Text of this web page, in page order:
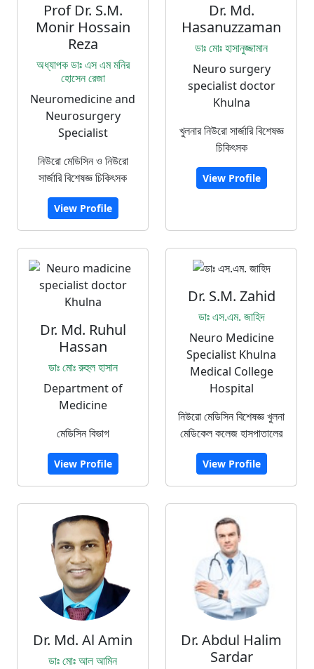
Prof Dr. S.M.
Monir Hossain
Reza
অধ্যাপক ডাঃ এস এম মনির
হোসেন রেজা
Neuromedicine and
Neurosurgery
Specialist
নিউরো মেডিসিন ও নিউরো
সার্জারি বিশেষজ্ঞ চিকিৎসক
View Profile
Dr. Md.
Hasanuzzaman
ডাঃ মোঃ হাসানুজ্জামান
Neuro surgery
specialist doctor
Khulna
খুলনার নিউরো সার্জারি বিশেষজ্ঞ
চিকিৎসক
View Profile
Dr. Md. Ruhul
Hassan
ডাঃ মোঃ রুহুল হাসান
Department of
Medicine
মেডিসিন বিভাগ
View Profile
Dr. S.M. Zahid
ডাঃ এস.এম. জাহিদ
Neuro Medicine
Specialist Khulna
Medical College
Hospital
নিউরো মেডিসিন বিশেষজ্ঞ খুলনা
মেডিকেল কলেজ হাসপাতালের
View Profile
Dr. Md. Al Amin
ডাঃ মোঃ আল আমিন
Dr. Abdul Halim
Sardar